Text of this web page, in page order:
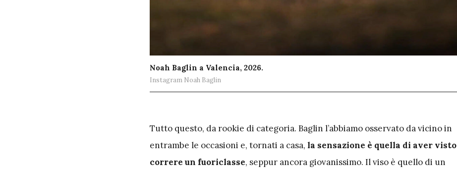
Noah Baglin a Valencia, 2026.
Instagram Noah Baglin
Tutto questo, da rookie di categoria. Baglin l’abbiamo osservato da vicino in
entrambe le occasioni e, tornati a casa, la sensazione è quella di aver visto
correre un fuoriclasse, seppur ancora giovanissimo. Il viso è quello di un